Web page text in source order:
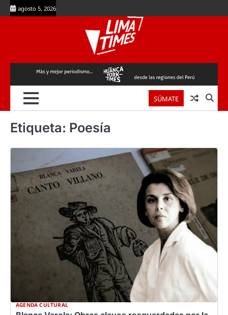
Skip
to
agosto 5, 2026
SÚMATE
Etiqueta: Poesía
AGENDA CULTURAL